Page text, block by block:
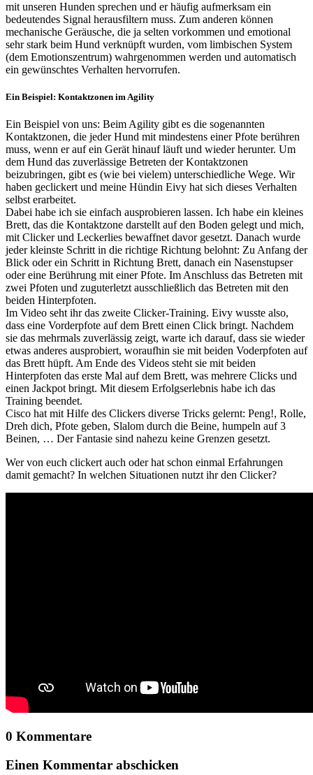
mit unseren Hunden sprechen und er häufig aufmerksam ein
bedeutendes Signal herausfiltern muss. Zum anderen können
mechanische Geräusche, die ja selten vorkommen und emotional
sehr stark beim Hund verknüpft wurden, vom limbischen System
(dem Emotionszentrum) wahrgenommen werden und automatisch
ein gewünschtes Verhalten hervorrufen.
Ein Beispiel: Kontaktzonen im Agility
Ein Beispiel von uns: Beim Agility gibt es die sogenannten
Kontaktzonen, die jeder Hund mit mindestens einer Pfote berühren
muss, wenn er auf ein Gerät hinauf läuft und wieder herunter. Um
dem Hund das zuverlässige Betreten der Kontaktzonen
beizubringen, gibt es (wie bei vielem) unterschiedliche Wege. Wir
haben geclickert und meine Hündin Eivy hat sich dieses Verhalten
selbst erarbeitet.
Dabei habe ich sie einfach ausprobieren lassen. Ich habe ein kleines
Brett, das die Kontaktzone darstellt auf den Boden gelegt und mich,
mit Clicker und Leckerlies bewaffnet davor gesetzt. Danach wurde
jeder kleinste Schritt in die richtige Richtung belohnt: Zu Anfang der
Blick oder ein Schritt in Richtung Brett, danach ein Nasenstupser
oder eine Berührung mit einer Pfote. Im Anschluss das Betreten mit
zwei Pfoten und zuguterletzt ausschließlich das Betreten mit den
beiden Hinterpfoten.
Im Video seht ihr das zweite Clicker-Training. Eivy wusste also,
dass eine Vorderpfote auf dem Brett einen Click bringt. Nachdem
sie das mehrmals zuverlässig zeigt, warte ich darauf, dass sie wieder
etwas anderes ausprobiert, woraufhin sie mit beiden Voderpfoten auf
das Brett hüpft. Am Ende des Videos steht sie mit beiden
Hinterpfoten das erste Mal auf dem Brett, was mehrere Clicks und
einen Jackpot bringt. Mit diesem Erfolgserlebnis habe ich das
Training beendet.
Cisco hat mit Hilfe des Clickers diverse Tricks gelernt: Peng!, Rolle,
Dreh dich, Pfote geben, Slalom durch die Beine, humpeln auf 3
Beinen, … Der Fantasie sind nahezu keine Grenzen gesetzt.
Wer von euch clickert auch oder hat schon einmal Erfahrungen
damit gemacht? In welchen Situationen nutzt ihr den Clicker?
0 Kommentare
Einen Kommentar abschicken